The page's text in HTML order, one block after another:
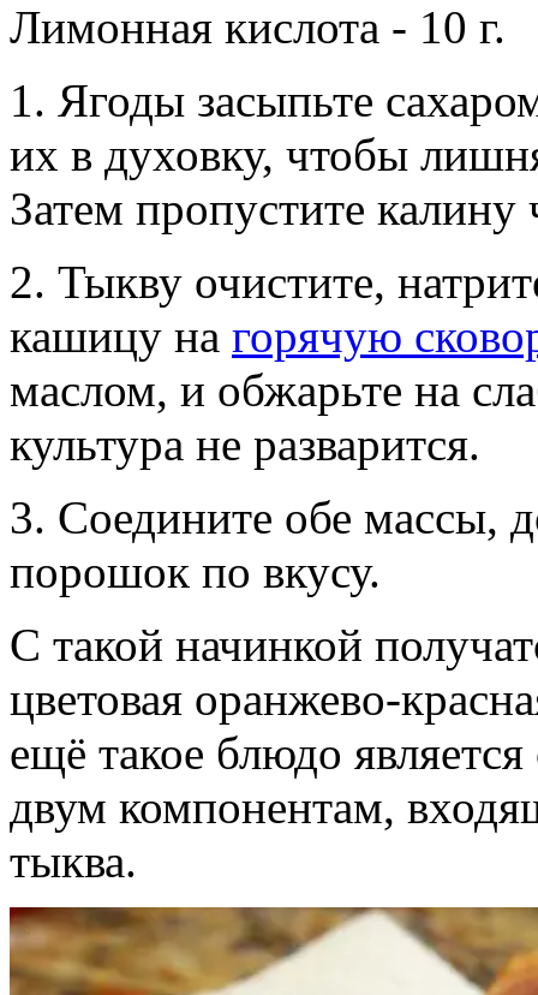
Лимонная кислота - 10 г.
1. Ягоды засыпьте
их в духовку, чтобы
Затем пропустите калину
2. Тыкву очистите,
кашицу на горячую
маслом, и обжарьте на
культура не разварится.
3. Соедините обе массы,
порошок по вкусу.
С такой начинкой
цветовая оранжево-
ещё такое блюдо
двум компонентам,
тыква.